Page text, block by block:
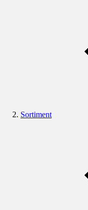
Sortiment